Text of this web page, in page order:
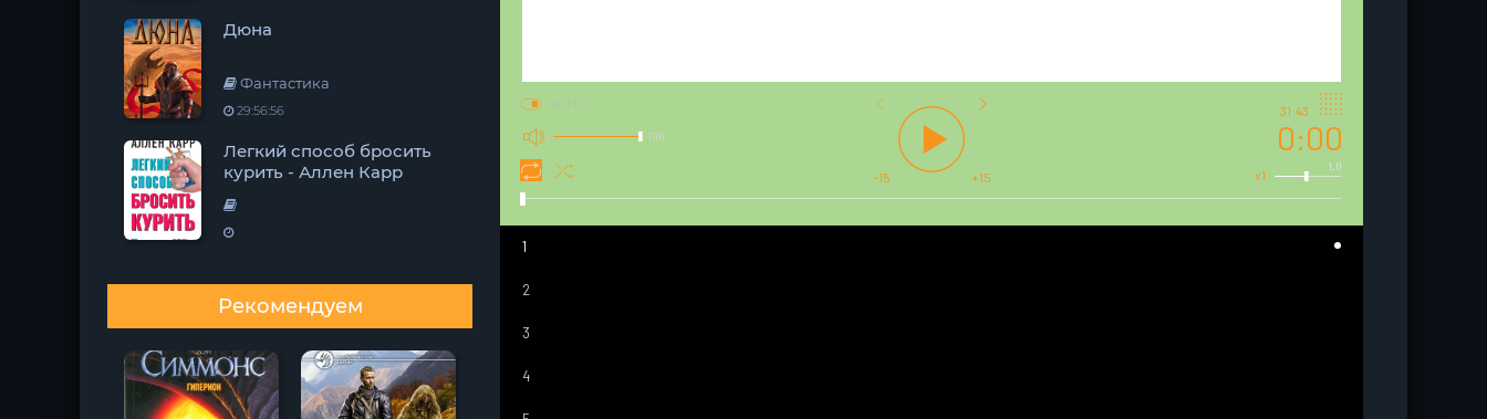
Дюна
Фантастика
29:56:56
Легкий способ бросить
курить - Аллен Карр
Рекомендуем
100 0:00
31:43
1.0
x1
-15 +15
AUTO
1
2
3
4